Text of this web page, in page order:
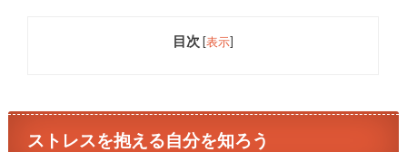
目次 [表示]
ストレスを抱える自分を知ろう